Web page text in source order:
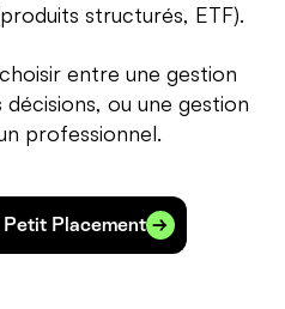
structurés, ETF).
entre une gestion
ou une gestion
professionnel.
Placement